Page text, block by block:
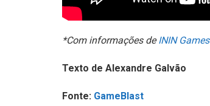
*Com informações deININ Games
Texto de Alexandre Galvão
Fonte: GameBlast